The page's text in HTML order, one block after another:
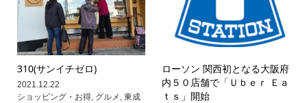
310(サンイチゼロ)
2021.12.22
ショッピング・お得, グルメ , 東成
ローソン 関西初となる大阪府
内５０店舗で「Ｕｂｅｒ Ｅａ
ｔｓ」開始